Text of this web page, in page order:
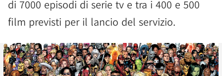
di 7000 episodi di serie tv e tra i 400 e 500
film previsti per il lancio del servizio.